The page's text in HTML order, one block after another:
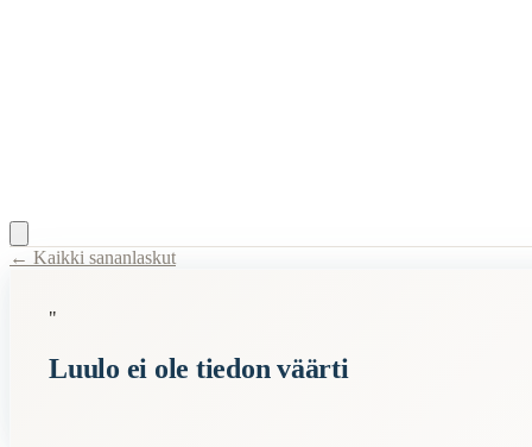
Description: Tämä sanonta tarkoittaa, että pelkkä oletus tai
← Kaikki sananlaskut
"
Luulo ei ole tiedon väärti